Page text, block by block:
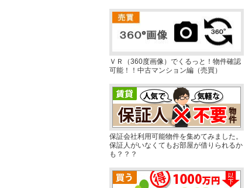
ＶＲ（360度画像）でくるっと！物件確認
可能！！中古マンション編（売買）
保証会社利用可能物件を集めてみました。
保証人がいなくてもお部屋が借りられるか
も？？？